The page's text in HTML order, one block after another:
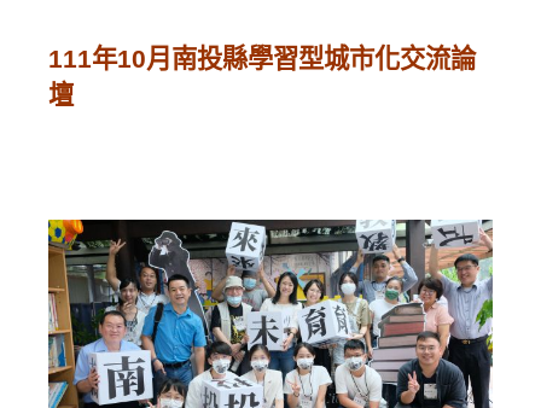
111年10月南投縣學習型城市化交流論
壇